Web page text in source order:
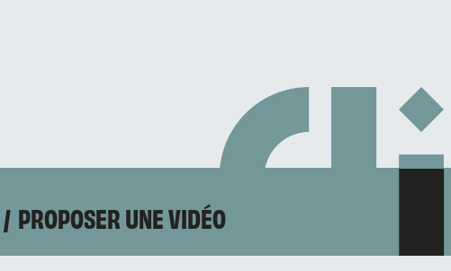
PROPOSER UNE VIDÉO